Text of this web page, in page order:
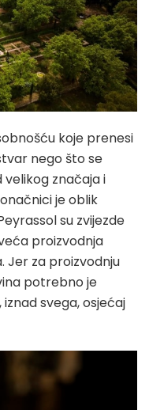
koje prenesi
nego što se
velikog značaja i
je oblik
su zvijezde
proizvodnja
Jer za proizvodnju
potrebno je
svega, osjećaj